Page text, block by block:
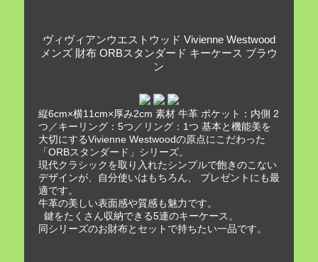
ヴィヴィアンウエストウッド Vivienne Westwood
メンズ 財布 ORBスタンダード キーケース ブラウ
ン
縦6cm×横11cm×厚み2cm 素材 牛革 ポケット：内側 2
つ／キーリング：5つ／リング：1つ 基本と機能美を
大切にするVivienne Westwoodの原点にこだわった
「ORBスタンダード」シリーズ。
現代クラシックを取り入れたシンプルで飽きのこない
デザインが、自分使いはもちろん、 プレゼントにも最
適です。
牛革の美しい表面感や質感も魅力です。
鍵をたくさん収納できる5連のキーケース。
同シリーズのお財布とセットで持ちたい一品です。